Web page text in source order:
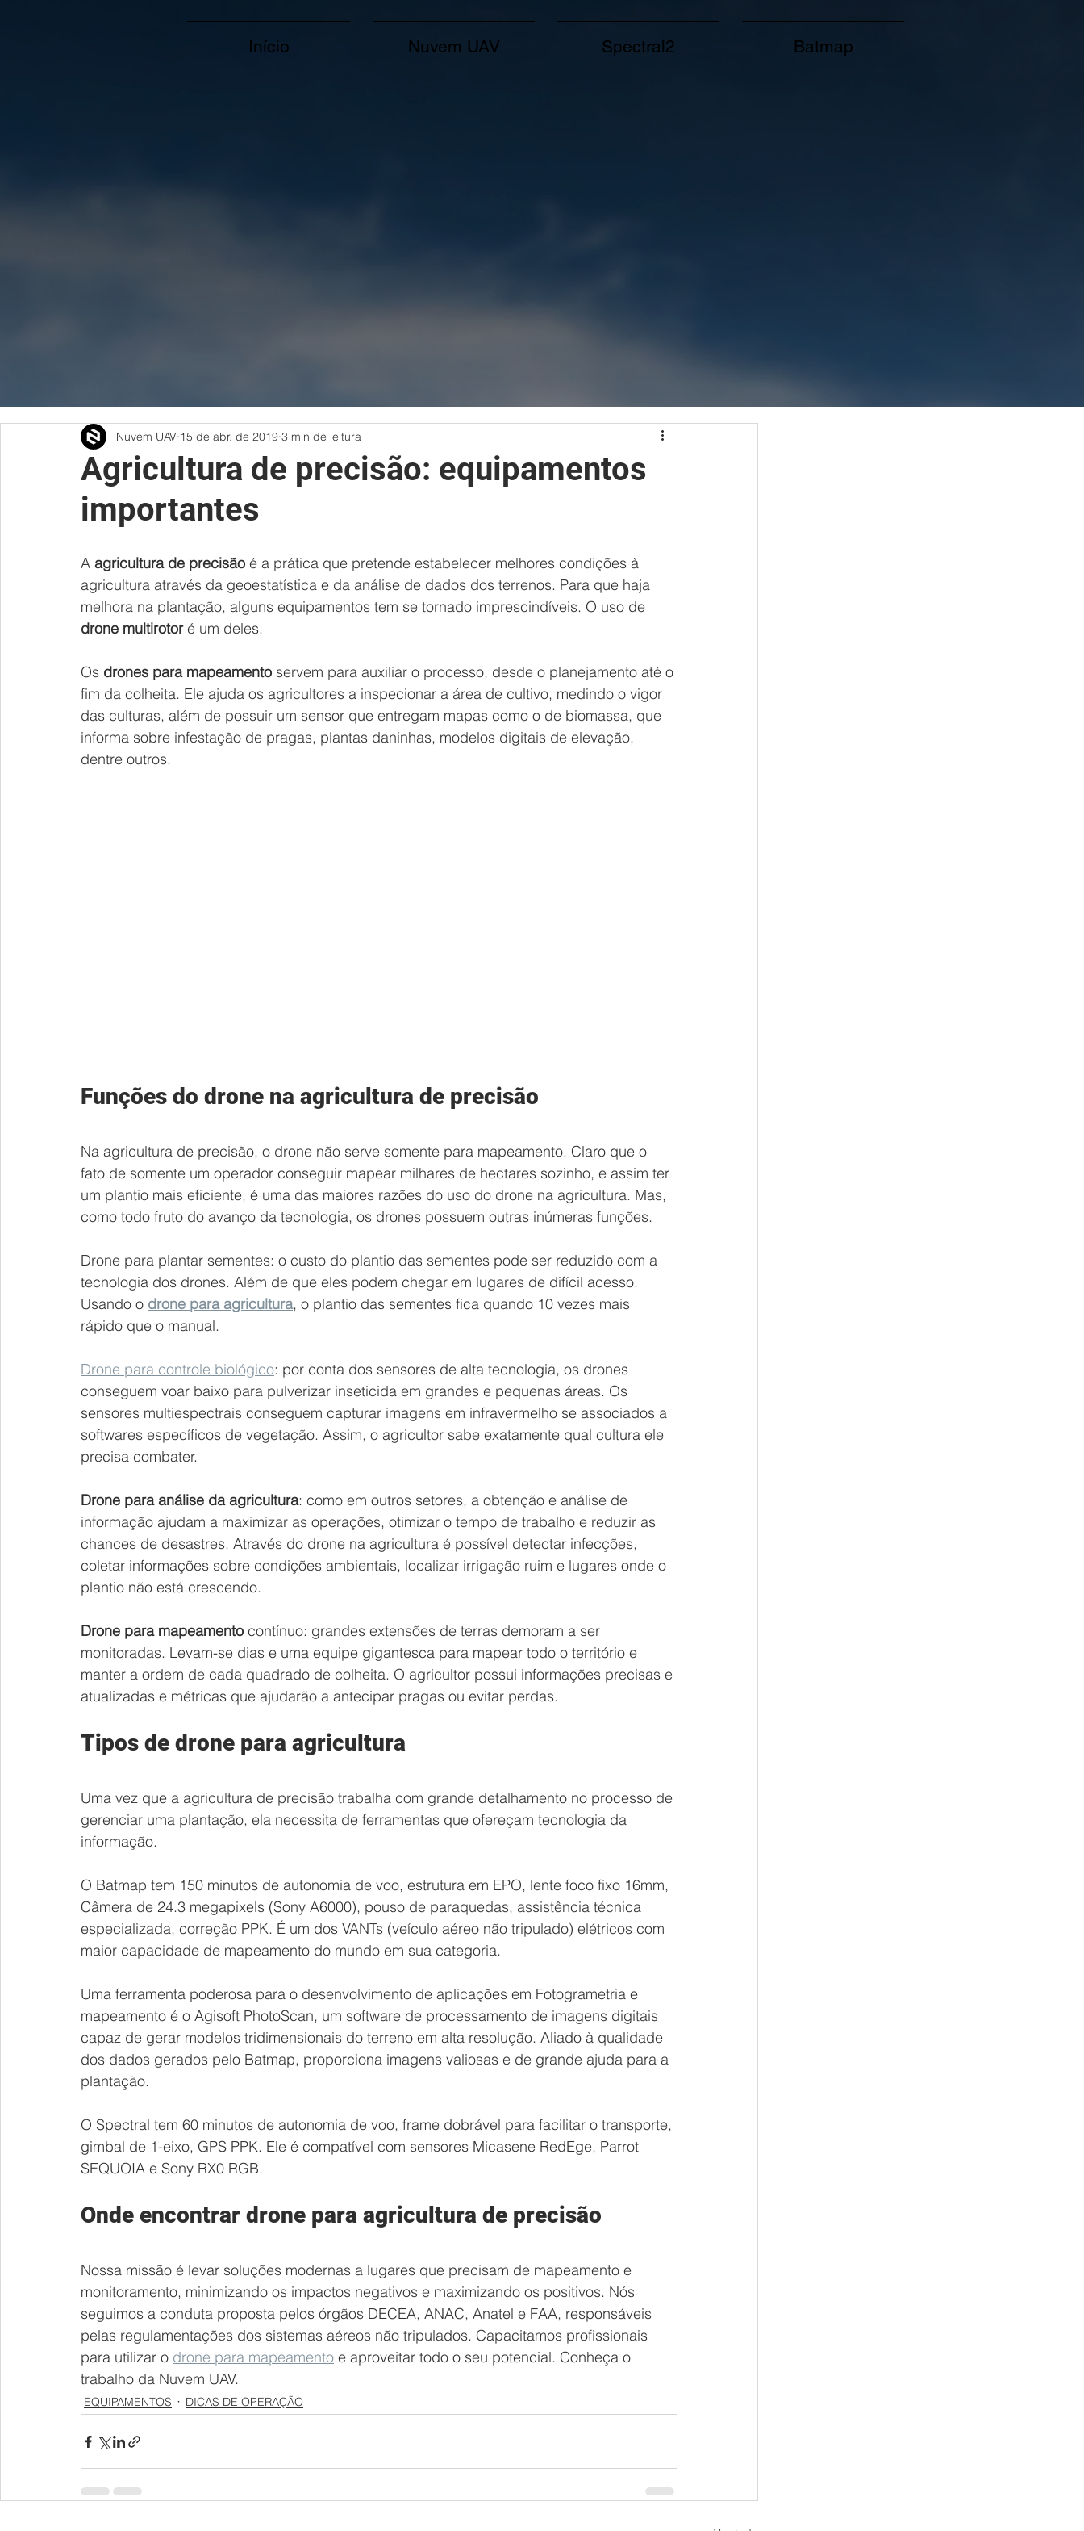
Início Nuvem UAV Spectral2 Batmap
Agricultura de precisão: equipamentos
importantes
Nuvem UAV 15 de abr. de 2019 3 min de leitura
A agricultura de precisão é a prática que pretende estabelecer melhores condições à
agricultura através da geoestatística e da análise de dados dos terrenos. Para que haja
melhora na plantação, alguns equipamentos tem se tornado imprescindíveis. O uso de
drone multirotor é um deles.
Os drones para mapeamento servem para auxiliar o processo, desde o planejamento até o
fim da colheita. Ele ajuda os agricultores a inspecionar a área de cultivo, medindo o vigor
das culturas, além de possuir um sensor que entregam mapas como o de biomassa, que
informa sobre infestação de pragas, plantas daninhas, modelos digitais de elevação,
dentre outros.
Funções do drone na agricultura de precisão
Na agricultura de precisão, o drone não serve somente para mapeamento. Claro que o
fato de somente um operador conseguir mapear milhares de hectares sozinho, e assim ter
um plantio mais eficiente, é uma das maiores razões do uso do drone na agricultura. Mas,
como todo fruto do avanço da tecnologia, os drones possuem outras inúmeras funções.
Drone para plantar sementes: o custo do plantio das sementes pode ser reduzido com a
tecnologia dos drones. Além de que eles podem chegar em lugares de difícil acesso.
Usando o drone para agricultura, o plantio das sementes fica quando 10 vezes mais
rápido que o manual.
Drone para controle biológico: por conta dos sensores de alta tecnologia, os drones
conseguem voar baixo para pulverizar inseticida em grandes e pequenas áreas. Os
sensores multiespectrais conseguem capturar imagens em infravermelho se associados a
softwares específicos de vegetação. Assim, o agricultor sabe exatamente qual cultura ele
precisa combater.
Drone para análise da agricultura: como em outros setores, a obtenção e análise de
informação ajudam a maximizar as operações, otimizar o tempo de trabalho e reduzir as
chances de desastres. Através do drone na agricultura é possível detectar infecções,
coletar informações sobre condições ambientais, localizar irrigação ruim e lugares onde o
plantio não está crescendo.
Drone para mapeamento contínuo: grandes extensões de terras demoram a ser
monitoradas. Levam-se dias e uma equipe gigantesca para mapear todo o território e
manter a ordem de cada quadrado de colheita. O agricultor possui informações precisas e
atualizadas e métricas que ajudarão a antecipar pragas ou evitar perdas.
Tipos de drone para agricultura
Uma vez que a agricultura de precisão trabalha com grande detalhamento no processo de
gerenciar uma plantação, ela necessita de ferramentas que ofereçam tecnologia da
informação.
O Batmap tem 150 minutos de autonomia de voo, estrutura em EPO, lente foco fixo 16mm,
Câmera de 24.3 megapixels (Sony A6000), pouso de paraquedas, assistência técnica
especializada, correção PPK. É um dos VANTs (veículo aéreo não tripulado) elétricos com
maior capacidade de mapeamento do mundo em sua categoria.
Uma ferramenta poderosa para o desenvolvimento de aplicações em Fotogrametria e
mapeamento é o Agisoft PhotoScan, um software de processamento de imagens digitais
capaz de gerar modelos tridimensionais do terreno em alta resolução. Aliado à qualidade
dos dados gerados pelo Batmap, proporciona imagens valiosas e de grande ajuda para a
plantação.
O Spectral tem 60 minutos de autonomia de voo, frame dobrável para facilitar o transporte,
gimbal de 1-eixo, GPS PPK. Ele é compatível com sensores Micasene RedEge, Parrot
SEQUOIA e Sony RX0 RGB.
Onde encontrar drone para agricultura de precisão
Nossa missão é levar soluções modernas a lugares que precisam de mapeamento e
monitoramento, minimizando os impactos negativos e maximizando os positivos. Nós
seguimos a conduta proposta pelos órgãos DECEA, ANAC, Anatel e FAA, responsáveis
pelas regulamentações dos sistemas aéreos não tripulados. Capacitamos profissionais
para utilizar o drone para mapeamento e aproveitar todo o seu potencial. Conheça o
trabalho da Nuvem UAV.
EQUIPAMENTOS DICAS DE OPERAÇÃO